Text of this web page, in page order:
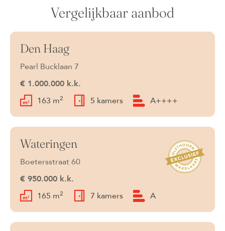
Vergelijkbaar aanbod
Beschikbaar
Den Haag
Pearl Bucklaan 7
€ 1.000.000 k.k.
163 m2 5 kamers A++++
Verkocht
Wateringen
Boetersstraat 60
€ 950.000 k.k.
165 m2 7 kamers A